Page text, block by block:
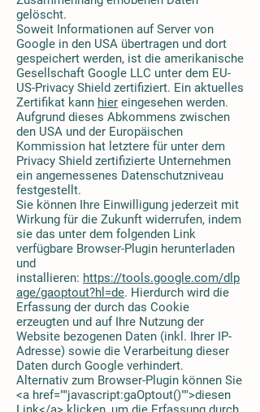
gelöscht.
Soweit Informationen auf Server von
Google in den USA übertragen und dort
gespeichert werden, ist die amerikanische
Gesellschaft Google LLC unter dem EU-
US-Privacy Shield zertifiziert. Ein aktuelles
Zertifikat kann hier eingesehen werden.
Aufgrund dieses Abkommens zwischen
den USA und der Europäischen
Kommission hat letztere für unter dem
Privacy Shield zertifizierte Unternehmen
ein angemessenes Datenschutzniveau
festgestellt.
Sie können Ihre Einwilligung jederzeit mit
Wirkung für die Zukunft widerrufen, indem
sie das unter dem folgenden Link
verfügbare Browser-Plugin herunterladen
und
installieren: https://tools.google.com/dlp
age/gaoptout?hl=de. Hierdurch wird die
Erfassung der durch das Cookie
erzeugten und auf Ihre Nutzung der
Website bezogenen Daten (inkl. Ihrer IP-
Adresse) sowie die Verarbeitung dieser
Daten durch Google verhindert.
Alternativ zum Browser-Plugin können Sie
<a href=""javascript:gaOptout()"">diesen